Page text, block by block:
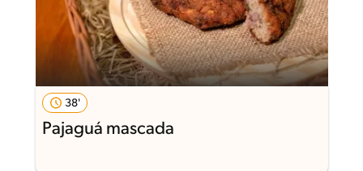
38'
Pajaguá mascada